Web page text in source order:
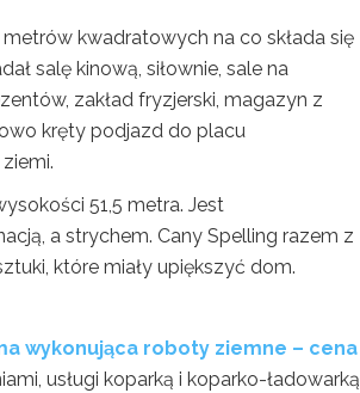
kwadratowych na co składa się
salę kinową, siłownie, sale na
zakład fryzjerski, magazyn z
kręty podjazd do placu
51,5 metra. Jest
a strychem. Cany Spelling razem z
które miały upiększyć dom.
wykonująca roboty ziemne – cena
usługi koparką i koparko-ładowarką